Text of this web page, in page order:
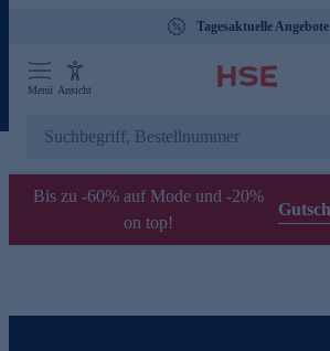
Tagesaktuelle Angebote
Menü Ansicht
Bis zu -60% auf Mode und -20%
on top!